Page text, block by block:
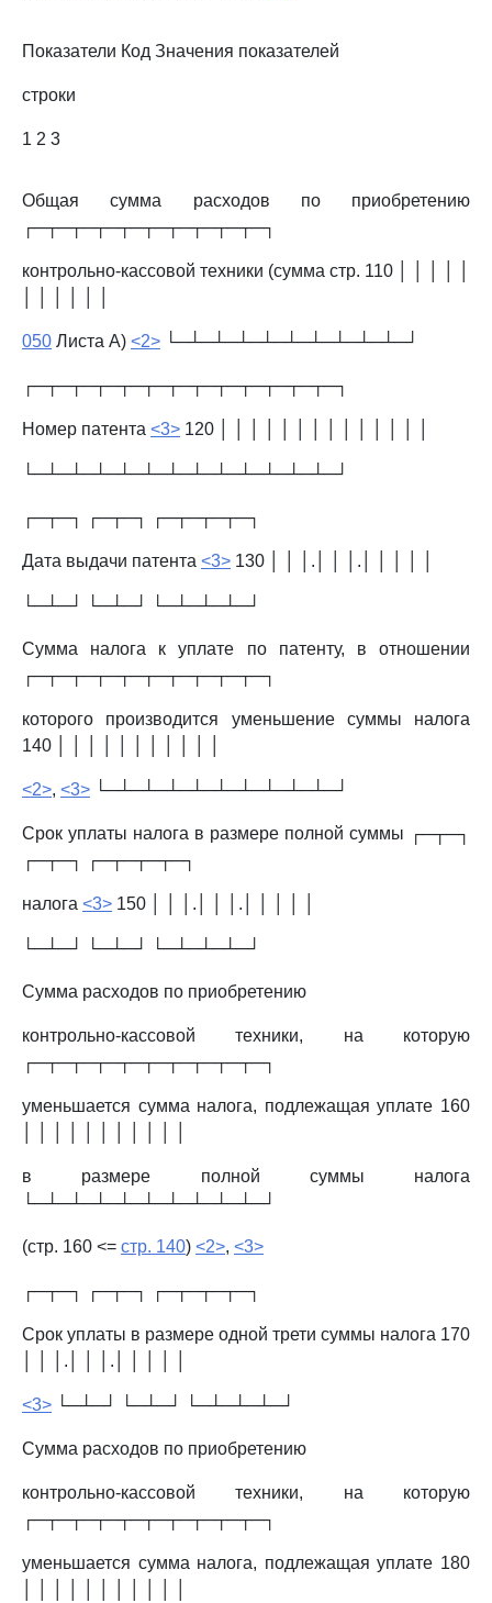
Показатели Код Значения показателей
строки
1 2 3
Общая сумма расходов по приобретению
┌─┬─┬─┬─┬─┬─┬─┬─┬─┬─┐
контрольно-кассовой техники (сумма стр. 110 │ │ │ │ │
050 Листа А) <2> └─┴─┴─┴─┴─┴─┴─┴─┴─┴─┘
┌─┬─┬─┬─┬─┬─┬─┬─┬─┬─┬─┬─┬─┐
Номер патента <3> 120 │ │ │ │ │ │ │ │ │ │ │ │ │ │
└─┴─┴─┴─┴─┴─┴─┴─┴─┴─┴─┴─┴─┘
┌─┬─┐ ┌─┬─┐ ┌─┬─┬─┬─┐
Дата выдачи патента <3> 130 │ │ │.│ │ │.│ │ │ │ │
└─┴─┘ └─┴─┘ └─┴─┴─┴─┘
Сумма налога к уплате по патенту, в отношении
┌─┬─┬─┬─┬─┬─┬─┬─┬─┬─┐
которого производится уменьшение суммы налога
140 │ │ │ │ │ │ │ │ │ │ │
<2>, <3> └─┴─┴─┴─┴─┴─┴─┴─┴─┴─┘
Срок уплаты налога в размере полной суммы ┌─┬─┐
┌─┬─┐ ┌─┬─┬─┬─┐
налога <3> 150 │ │ │.│ │ │.│ │ │ │ │
└─┴─┘ └─┴─┘ └─┴─┴─┴─┘
Сумма расходов по приобретению
контрольно-кассовой техники, на которую
┌─┬─┬─┬─┬─┬─┬─┬─┬─┬─┐
уменьшается сумма налога, подлежащая уплате 160
в размере полной суммы налога
└─┴─┴─┴─┴─┴─┴─┴─┴─┴─┘
(стр. 160 <= стр. 140) <2>, <3>
┌─┬─┐ ┌─┬─┐ ┌─┬─┬─┬─┐
Срок уплаты в размере одной трети суммы налога 170
│ │ │.│ │ │.│ │ │ │ │
<3> └─┴─┘ └─┴─┘ └─┴─┴─┴─┘
Сумма расходов по приобретению
контрольно-кассовой техники, на которую
┌─┬─┬─┬─┬─┬─┬─┬─┬─┬─┐
уменьшается сумма налога, подлежащая уплате 180